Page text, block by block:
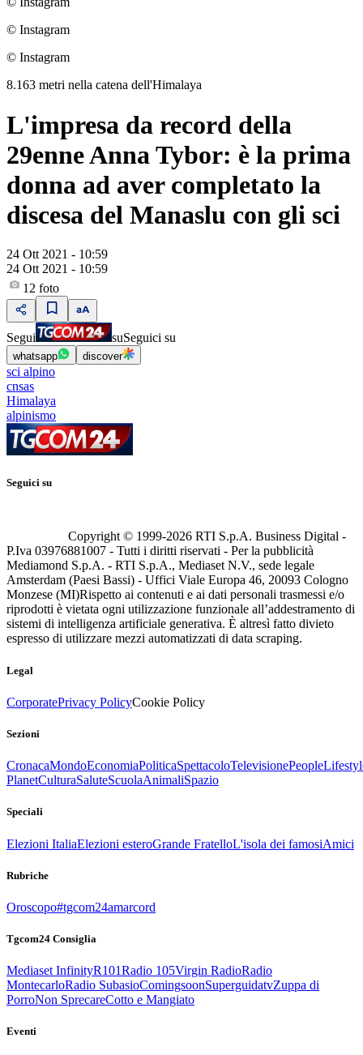
© Instagram
© Instagram
8.163 metri nella catena dell'Himalaya
L'impresa da record della
29enne Anna Tybor: è la prima
donna ad aver completato la
discesa del Manaslu con gli sci
24 Ott 2021 - 10:59
24 Ott 2021 - 10:59
12 foto
Segui suSeguici su
whatsapp discover
sci alpino
cnsas
Himalaya
alpinismo
Seguici su
Copyright © 1999-2026 RTI S.p.A. Business Digital -
P.Iva 03976881007 - Tutti i diritti riservati - Per la pubblicità
Mediamond S.p.A. - RTI S.p.A., Mediaset N.V., sede legale
Amsterdam (Paesi Bassi) - Uffici Viale Europa 46, 20093 Cologno
Monzese (MI)Rispetto ai contenuti e ai dati personali trasmessi e/o
riprodotti è vietata ogni utilizzazione funzionale all’addestramento di
sistemi di intelligenza artificiale generativa. È altresì fatto divieto
espresso di utilizzare mezzi automatizzati di data scraping.
Legal
CorporatePrivacy PolicyCookie Policy
Sezioni
CronacaMondoEconomiaPoliticaSpettacoloTelevisionePeople
PlanetCulturaSaluteScuolaAnimaliSpazio
Speciali
Elezioni ItaliaElezioni esteroGrande FratelloL'isola dei famosiAmici
Rubriche
Oroscopo#tgcom24amarcord
Tgcom24 Consiglia
Mediaset InfinityR101Radio 105Virgin RadioRadio
MontecarloRadio SubasioComingsoonSuperguidatvZuppa di
PorroNon SprecareCotto e Mangiato
Eventi